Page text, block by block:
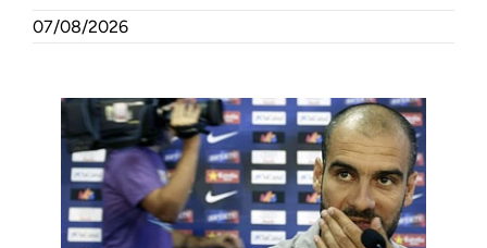
Colabora
07/08/2026